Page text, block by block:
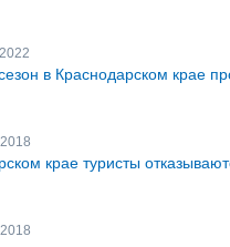
в Краснодарском крае
крае туристы